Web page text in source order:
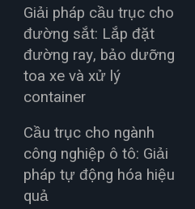
Giải pháp cầu trục cho
đường sắt: Lắp đặt
đường ray, bảo dưỡng
toa xe và xử lý
container
Cầu trục cho ngành
công nghiệp ô tô: Giải
pháp tự động hóa hiệu
quả